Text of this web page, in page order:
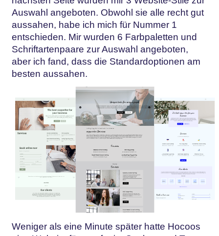
Auswahl angeboten. Obwohl sie alle recht gut
aussahen, habe ich mich für Nummer 1
entschieden. Mir wurden 6 Farbpaletten und
Schriftartenpaare zur Auswahl angeboten,
aber ich fand, dass die Standardoptionen am
besten aussahen.
Weniger als eine Minute später hatte Hocoos